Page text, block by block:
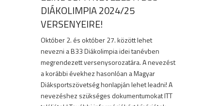
DIÁKOLIMPIA 2024/25
VERSENYEIRE!
Október 2. és október 27. között lehet
nevezni a B33 Diákolimpia idei tanévben
megrendezett versenysorozatára. A nevezést
a korábbi évekhez hasonlóan a Magyar
Diáksportszövetség honlapján lehet leadni! A
nevezéshez szükséges dokumentumokat ITT